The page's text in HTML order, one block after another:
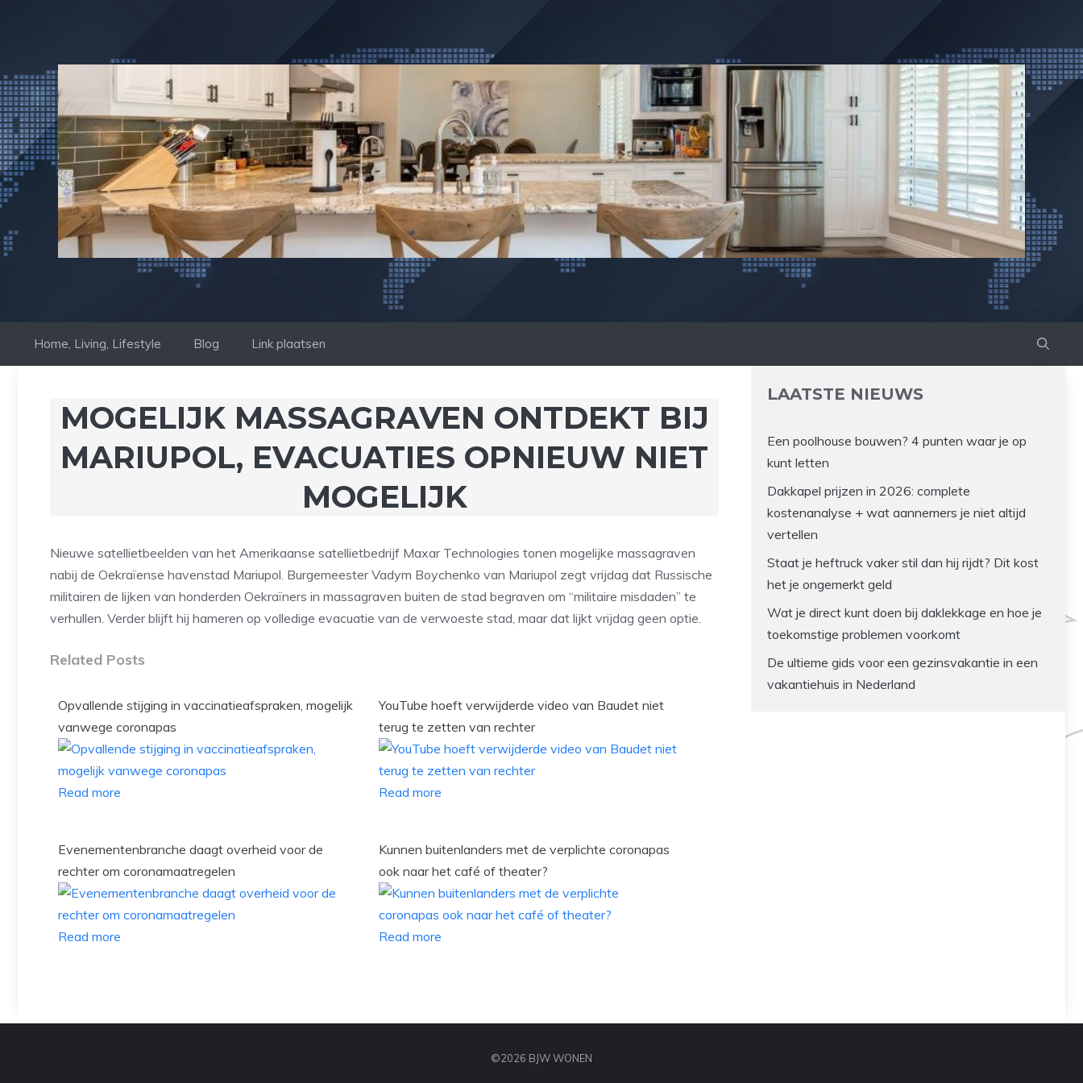
inhoud
Home, Living, Lifestyle Blog Link plaatsen
MOGELIJK MASSAGRAVEN ONTDEKT BIJ
MARIUPOL, EVACUATIES OPNIEUW NIET
MOGELIJK
Nieuwe satellietbeelden van het Amerikaanse satellietbedrijf Maxar Technologies tonen mogelijke massagraven
nabij de Oekraïense havenstad Mariupol. Burgemeester Vadym Boychenko van Mariupol zegt vrijdag dat Russische
militairen de lijken van honderden Oekraïners in massagraven buiten de stad begraven om “militaire misdaden” te
verhullen. Verder blijft hij hameren op volledige evacuatie van de verwoeste stad, maar dat lijkt vrijdag geen optie.
Related Posts
Opvallende stijging in vaccinatieafspraken, mogelijk
vanwege coronapas
Read more
YouTube hoeft verwijderde video van Baudet niet
terug te zetten van rechter
Read more
Evenementenbranche daagt overheid voor de
rechter om coronamaatregelen
Read more
Kunnen buitenlanders met de verplichte coronapas
ook naar het café of theater?
Read more
LAATSTE NIEUWS
Een poolhouse bouwen? 4 punten waar je op
kunt letten
Dakkapel prijzen in 2026: complete
kostenanalyse + wat aannemers je niet altijd
vertellen
Staat je heftruck vaker stil dan hij rijdt? Dit kost
het je ongemerkt geld
Wat je direct kunt doen bij daklekkage en hoe je
toekomstige problemen voorkomt
De ultieme gids voor een gezinsvakantie in een
vakantiehuis in Nederland
©2026 BJW WONEN